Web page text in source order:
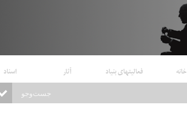
خانه فعالیتهای بنیاد آثار اسناد